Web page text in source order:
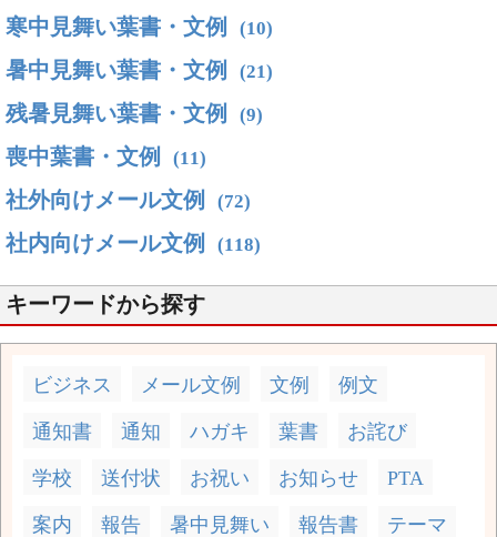
寒中見舞い葉書・文例 (10)
暑中見舞い葉書・文例 (21)
残暑見舞い葉書・文例 (9)
喪中葉書・文例 (11)
社外向けメール文例 (72)
社内向けメール文例 (118)
キーワードから探す
ビジネス メール文例 文例 例文
通知書 通知 ハガキ 葉書 お詫び
学校 送付状 お祝い お知らせ PTA
案内 報告 暑中見舞い 報告書 テーマ